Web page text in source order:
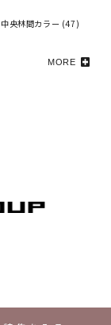
中央林間カラー (47)
MORE